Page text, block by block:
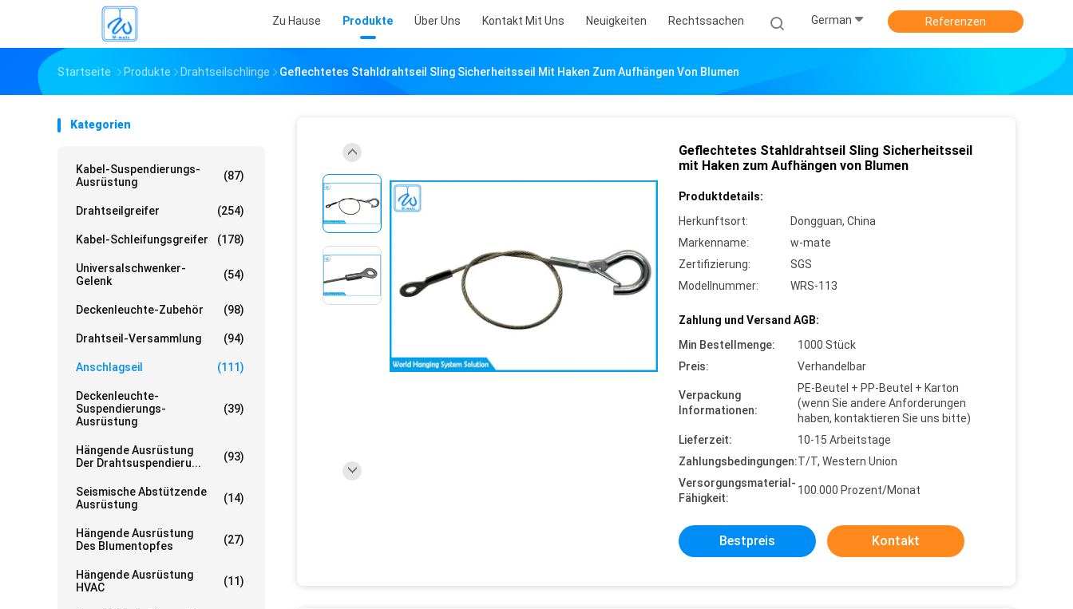
Zu Hause Produkte Über Uns Kontakt Mit Uns Neuigkeiten Rechtssachen German Referenzen
Startseite Produkte Drahtseilschlinge Geflechtetes Stahldrahtseil Sling Sicherheitsseil Mit Haken Zum Aufhängen Von Blumen
Kategorien
Kabel-Suspendierungs-
Ausrüstung
(87)
Drahtseilgreifer (254)
Kabel-Schleifungsgreifer (178)
Universalschwenker-
Gelenk
(54)
Deckenleuchte-Zubehör (98)
Drahtseil-Versammlung (94)
Anschlagseil (111)
Deckenleuchte-
Suspendierungs-
Ausrüstung
(39)
Hängende Ausrüstung
Der Drahtsuspendieru...
(93)
Seismische Abstützende
Ausrüstung
(14)
Hängende Ausrüstung
Des Blumentopfes
(27)
Hängende Ausrüstung
HVAC
(11)
Geflechtetes Stahldrahtseil Sling Sicherheitsseil
mit Haken zum Aufhängen von Blumen
Produktdetails:
Herkunftsort:
Dongguan, China
Markenname:
w-mate
Zertifizierung:
SGS
Modellnummer:
WRS-113
Zahlung und Versand AGB:
Min Bestellmenge:
1000 Stück
Preis:
Verhandelbar
Verpackung
Informationen:
PE-Beutel + PP-Beutel + Karton
(wenn Sie andere Anforderungen
haben, kontaktieren Sie uns bitte)
Lieferzeit:
10-15 Arbeitstage
Zahlungsbedingungen:T/T, Western Union
Versorgungsmaterial-
Fähigkeit:
100.000 Prozent/Monat
Bestpreis Kontakt